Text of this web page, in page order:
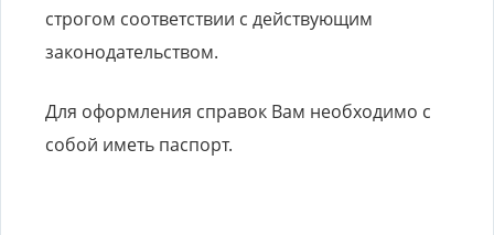
строгом соответствии с действующим
законодательством.
Для оформления справок Вам необходимо с
собой иметь паспорт.